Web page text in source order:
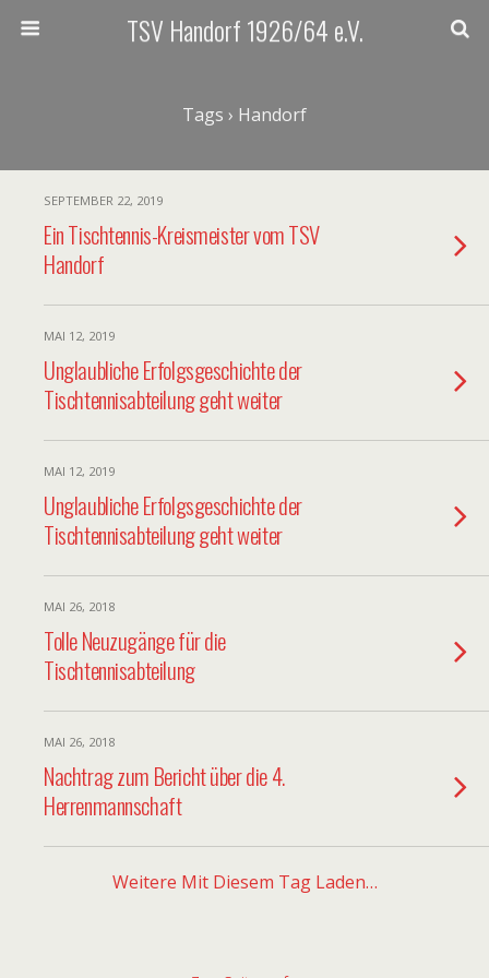
TSV Handorf 1926/64 e.V.
Tags › Handorf
SEPTEMBER 22, 2019
Ein Tischtennis-Kreismeister vom TSV
Handorf
MAI 12, 2019
Unglaubliche Erfolgsgeschichte der
Tischtennisabteilung geht weiter
MAI 12, 2019
Unglaubliche Erfolgsgeschichte der
Tischtennisabteilung geht weiter
MAI 26, 2018
Tolle Neuzugänge für die
Tischtennisabteilung
MAI 26, 2018
Nachtrag zum Bericht über die 4.
Herrenmannschaft
Weitere Mit Diesem Tag Laden…